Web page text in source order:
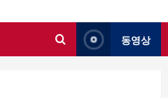
동영상